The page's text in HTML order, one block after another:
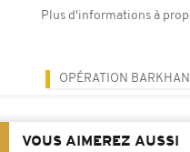
Plus d'informations à
OPÉRATION
VOUS AIMEREZ AUSSI